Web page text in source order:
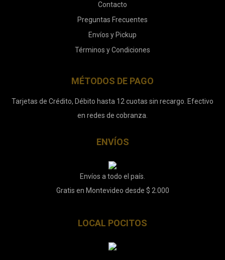
Contacto
Preguntas Frecuentes
Envíos y Pickup
Términos y Condiciones
MÉTODOS DE PAGO
Tarjetas de Crédito, Débito hasta 12 cuotas sin recargo. Efectivo
en redes de cobranza.
ENVÍOS
Envíos a todo el país.
Gratis en Montevideo desde $ 2.000
LOCAL POCITOS